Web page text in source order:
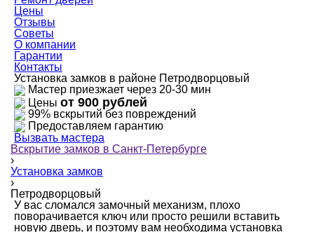
Цены
Отзывы
Советы
О компании
Гарантии
Контакты
Установка замков в районе Петродворцовый
Мастер приезжает через 20-30 мин
Цены от 900 рублей
99% вскрытий без повреждений
Предоставляем гарантию
Вызвать мастера
Вскрытие замков в Санкт-Петербурге
›
Установка замков
›
Петродворцовый
У вас сломался замочный механизм, плохо
поворачивается ключ или просто решили вставить
новую дверь, и поэтому вам необходима установка